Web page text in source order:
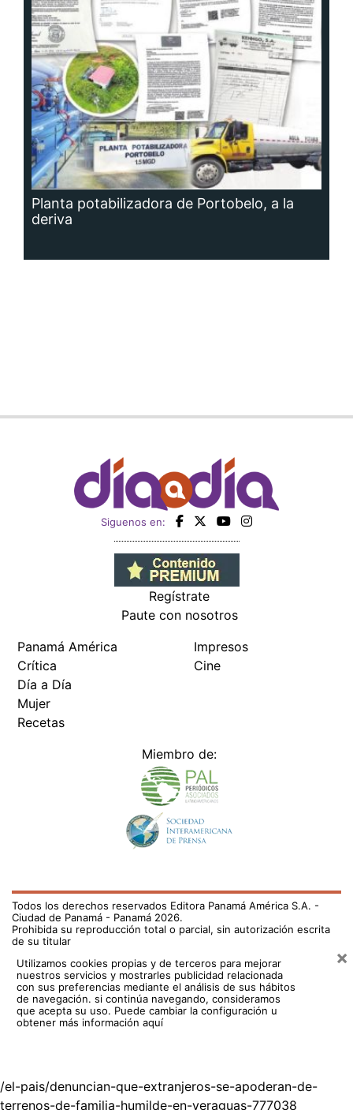
Planta potabilizadora de Portobelo, a la
deriva
Siguenos en:
Regístrate
Paute con nosotros
Panamá América
Crítica
Día a Día
Mujer
Recetas
Impresos
Cine
Miembro de:
Todos los derechos reservados Editora Panamá América S.A. -
Ciudad de Panamá - Panamá 2026.
Prohibida su reproducción total o parcial, sin autorización escrita
de su titular
Utilizamos cookies propias y de terceros para mejorar
nuestros servicios y mostrarles publicidad relacionada
con sus preferencias mediante el análisis de sus hábitos
de navegación. si continúa navegando, consideramos
que acepta su uso. Puede cambiar la configuración u
obtener más información aquí
×
/el-pais/denuncian-que-extranjeros-se-apoderan-de-
terrenos-de-familia-humilde-en-veraguas-777038